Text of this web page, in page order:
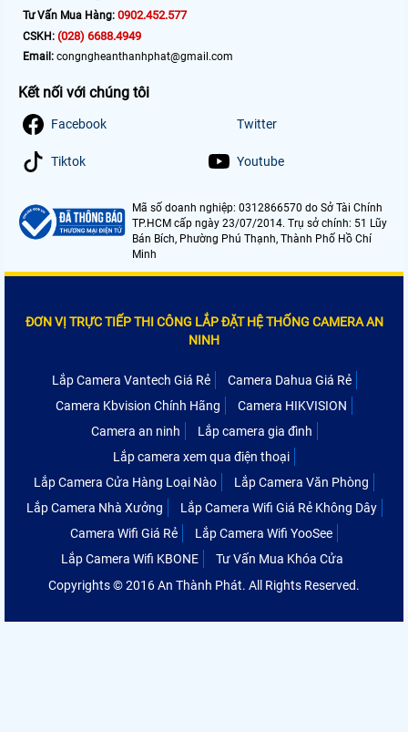
Tư Vấn Mua Hàng: 0902.452.577
CSKH: (028) 6688.4949
Email: congngheanthanhphat@gmail.com
Kết nối với chúng tôi
Facebook Twitter
Tiktok Youtube
Mã số doanh nghiệp: 0312866570 do Sở Tài Chính
TP.HCM cấp ngày 23/07/2014. Trụ sở chính: 51 Lũy
Bán Bích, Phường Phú Thạnh, Thành Phố Hồ Chí
Minh
ĐƠN VỊ TRỰC TIẾP THI CÔNG LẮP ĐẶT HỆ THỐNG CAMERA AN
NINH
Lắp Camera Vantech Giá Rẻ
Camera Dahua Giá Rẻ
Camera Kbvision Chính Hãng
Camera HIKVISION
Camera an ninh
Lắp camera gia đình
Lắp camera xem qua điện thoại
Lắp Camera Cửa Hàng Loại Nào
Lắp Camera Văn Phòng
Lắp Camera Nhà Xưởng
Lắp Camera Wifi Giá Rẻ Không Dây
Camera Wifi Giá Rẻ
Lắp Camera Wifi YooSee
Lắp Camera Wifi KBONE
Tư Vấn Mua Khóa Cửa
Copyrights © 2016 An Thành Phát. All Rights Reserved.